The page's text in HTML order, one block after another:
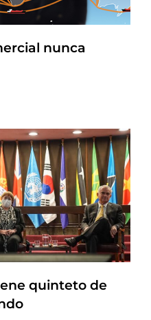
nunca
quinteto de